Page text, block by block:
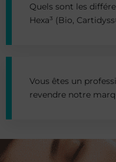
Quels sont les
Hexa³ (Bio,
Vous êtes un
revendre notre